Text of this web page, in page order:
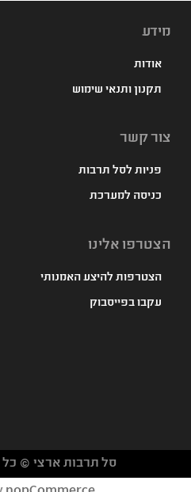
מידע
אודות
תקנון ותנאי שימוש
צור קשר
פניות לסל תרבות
כניסה למערכת
הצטרפו אלינו
הצטרפות להיצע האמנותי
עקבו בפייסבוק
סל תרבות ארצי © כל